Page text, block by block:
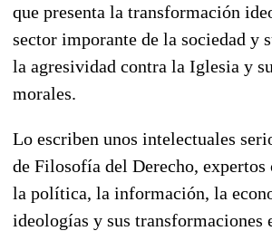
que presenta la transformación
sector imporante de la sociedad y
la agresividad contra la Iglesia y
morales.
Lo escriben unos intelectuales
de Filosofía del Derecho, expertos
la política, la información, la
ideologías y sus